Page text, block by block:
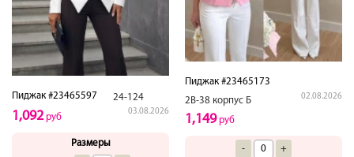
Пиджак #23465597 24-124
03.08.2026
1,092руб
Размеры
Пиджак #23465173
2В-38 корпус Б
02.08.2026
1,149руб
- +